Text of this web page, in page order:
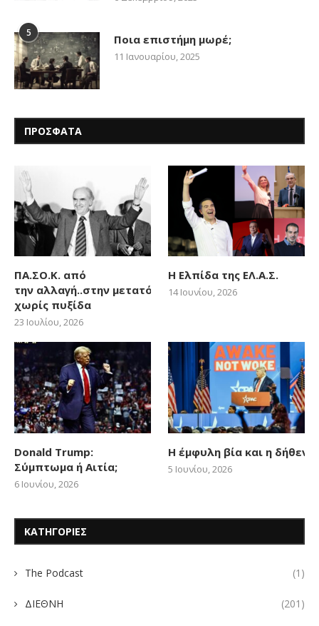
5 Ποια επιστήμη μωρέ;
11 Ιανουαρίου, 2025
ΠΡΟΣΦΑΤΑ
ΠΑ.ΣΟ.Κ. από
την αλλαγή..στην μετατόπιση
χωρίς πυξίδα
23 Ιουλίου, 2026
Η Ελπίδα της ΕΛ.Α.Σ.
14 Ιουνίου, 2026
Donald Trump:
Σύμπτωμα ή Αιτία;
6 Ιουνίου, 2026
Η έμφυλη βία και η δήθεν
5 Ιουνίου, 2026
ΚΑΤΗΓΟΡΙΕΣ
The Podcast (1)
ΔΙΕΘΝΗ (201)